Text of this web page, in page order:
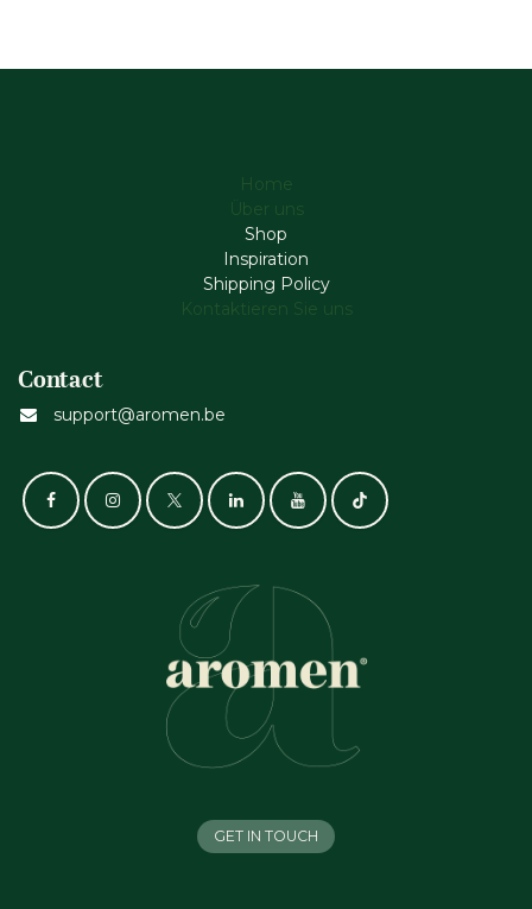
Home
Über uns
Shop
Inspiration
Shipping Policy
Kontaktieren Sie uns
Contact
support@aromen.be
GET IN TOUCH